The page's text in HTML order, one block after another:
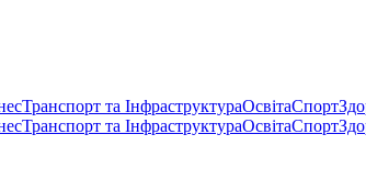
Транспорт та ІнфраструктураОсвітаСпорт
Транспорт та ІнфраструктураОсвітаСпорт